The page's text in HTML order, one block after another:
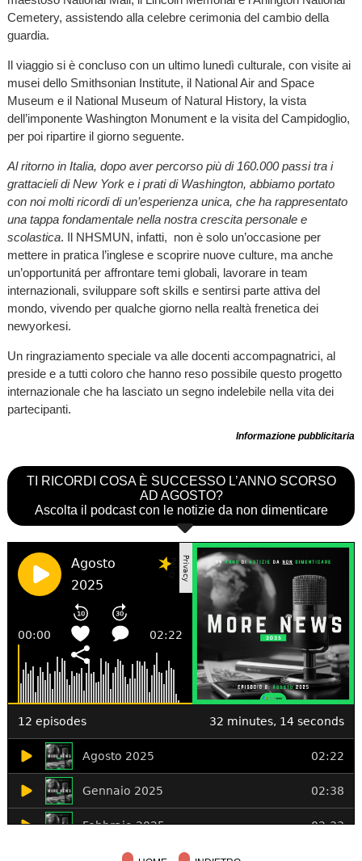
Cemetery, assistendo alla celebre cerimonia del cambio della
guardia.
Il viaggio si è concluso con un ultimo lunedì culturale, con visite ai
musei dello Smithsonian Institute, il National Air and Space
Museum e il National Museum of Natural History, la vista
dell’imponente Washington Monument e la visita del Campidoglio,
per poi ripartire il giorno seguente.
Al ritorno in Italia, dopo aver percorso più di 160.000 passi tra i
grattacieli di New York e i prati di Washington, abbiamo portato
con noi molti ricordi di un’esperienza unica, che ha rappresentato
una tappa fondamentale nella nostra crescita personale e
scolastica. Il NHSMUN, infatti, non è solo un’occasione per
mettere in pratica l’inglese e scoprire nuove culture, ma anche
un’opportunitá per affrontare temi globali, lavorare in team
internazionali, sviluppare soft skills e sentirsi parte attiva del
mondo, vivendo per qualche giorno nella realtà frenetica dei
newyorkesi.
Un ringraziamento speciale va alle docenti accompagnatrici, al
preside e a tutti coloro che hanno reso possibile questo progetto
internazionale che ha lasciato un segno indelebile nella vita dei
partecipanti.
Informazione pubblicitaria
TI RICORDI COSA È SUCCESSO L’ANNO SCORSO
AD AGOSTO?
Ascolta il podcast con le notizie da non dimenticare